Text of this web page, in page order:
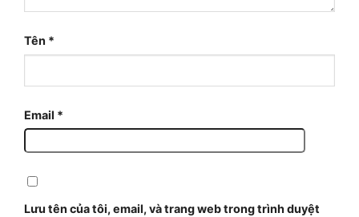
Tên *
Email *
Lưu tên của tôi, email, và trang web trong trình duyệt